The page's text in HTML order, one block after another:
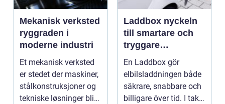
Mekanisk verksted
ryggraden i
moderne industri
Et mekanisk verksted
er stedet der maskiner,
stålkonstruksjoner og
tekniske løsninger blir
Laddbox nyckeln
till smartare och
tryggare
elbilsladdning
hemma
En Laddbox gör
elbilsladdningen både
säkrare, snabbare och
billigare över tid. I takt